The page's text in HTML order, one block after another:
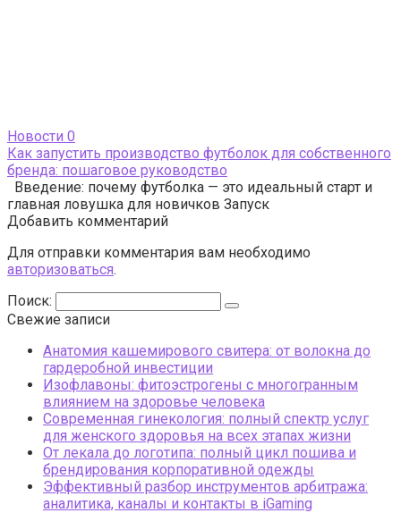
Новости 0
Как запустить производство футболок для собственного
бренда: пошаговое руководство
Введение: почему футболка — это идеальный старт и
главная ловушка для новичков Запуск
Добавить комментарий
Для отправки комментария вам необходимо
авторизоваться.
Поиск:
Свежие записи
Анатомия кашемирового свитера: от волокна до
гардеробной инвестиции
Изофлавоны: фитоэстрогены с многогранным
влиянием на здоровье человека
Современная гинекология: полный спектр услуг
для женского здоровья на всех этапах жизни
От лекала до логотипа: полный цикл пошива и
брендирования корпоративной одежды
Эффективный разбор инструментов арбитража:
аналитика, каналы и контакты в iGaming